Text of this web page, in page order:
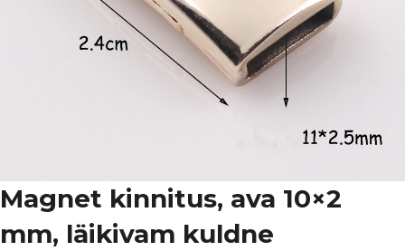
Magnet kinnitus, ava 10×2
mm, läikivam kuldne